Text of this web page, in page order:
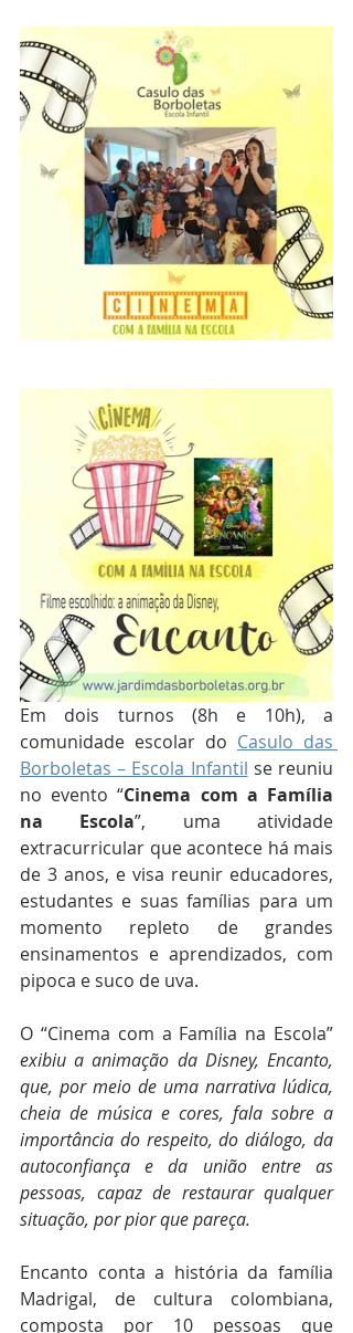
Em dois turnos (8h e 10h), a
comunidade escolar do Casulo das
Borboletas – Escola Infantil se reuniu
no evento “Cinema com a Família
na Escola”, uma atividade
extracurricular que acontece há mais
de 3 anos, e visa reunir educadores,
estudantes e suas famílias para um
momento repleto de grandes
ensinamentos e aprendizados, com
pipoca e suco de uva.
exibiu a animação da Disney, Encanto,
que, por meio de uma narrativa lúdica,
cheia de música e cores, fala sobre a
importância do respeito, do diálogo, da
autoconfiança e da união entre as
pessoas, capaz de restaurar qualquer
situação, por pior que pareça.
Encanto conta a história da família
Madrigal, de cultura colombiana,
composta por 10 pessoas que